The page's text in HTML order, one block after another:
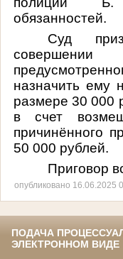
обязанностей.
Суд
назначить ему
размере 30 000
в счет
причинённого
50 000 рублей.
Приговор
опубликовано
ПОДАЧА
ЭЛЕКТРОННОМ ВИДЕ